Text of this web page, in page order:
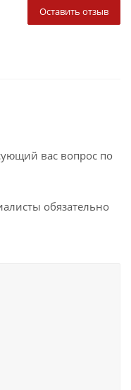
Оставить отзыв
вас вопрос по
обязательно